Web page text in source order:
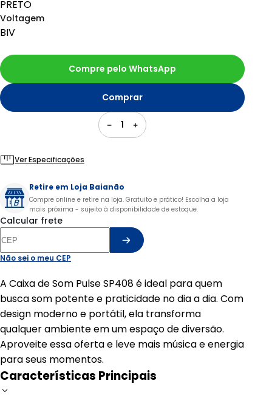
PRETO
Voltagem
BIV
1
Comprar
Compre pelo WhatsApp
Ver Especificações
Retire em Loja Baianão
Compre online e retire na loja. Gratuito e prático! Escolha a loja
mais próxima - sujeito à disponibilidade de estoque.
Calcular frete
Não sei o meu CEP
A Caixa de Som Pulse SP408 é ideal para quem
busca som potente e praticidade no dia a dia. Com
design moderno e portátil, ela transforma
qualquer ambiente em um espaço de diversão.
Aproveite essa oferta e leve mais música e energia
para seus momentos.
Características Principais